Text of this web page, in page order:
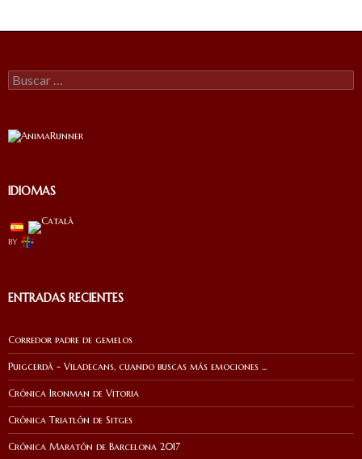
Buscar:
IDIOMAS
by
ENTRADAS RECIENTES
Corredor padre de gemelos
Puigcerdà - Viladecans, cuando buscas más emociones ...
Crónica Ironman de Vitoria
Crónica Triatlón de Sitges
Crónica Maratón de Barcelona 2017